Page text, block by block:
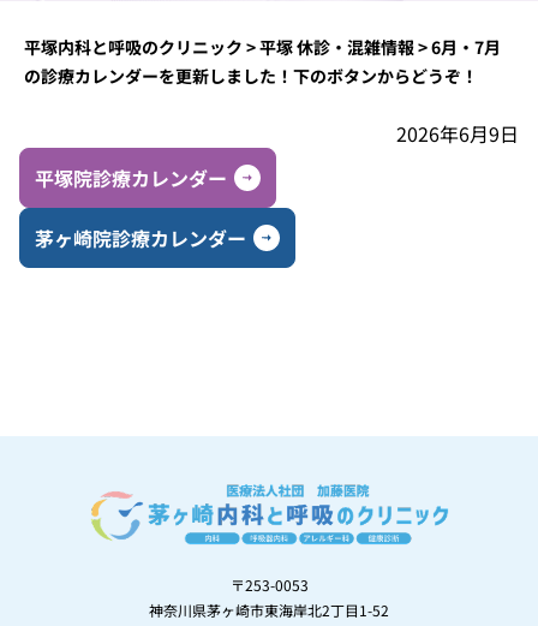
平塚内科と呼吸のクリニック >平塚 休診・混雑情報>6月・7月
の診療カレンダーを更新しました！下のボタンからどうぞ！
2026年6月9日
平塚院診療カレンダー
茅ヶ崎院診療カレンダー
〒253-0053
神奈川県茅ヶ崎市東海岸北2丁目1-52